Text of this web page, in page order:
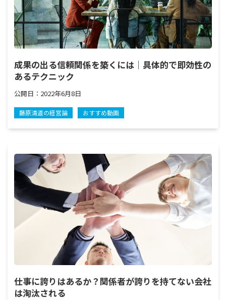
成果の出る信頼関係を築くには｜具体的で即効性の
あるテクニック
公開日： 2022年6月8日
藤原清道の経営論 おすすめ動画
仕事に誇りはあるか？関係者が誇りを持てない会社
は淘汰される